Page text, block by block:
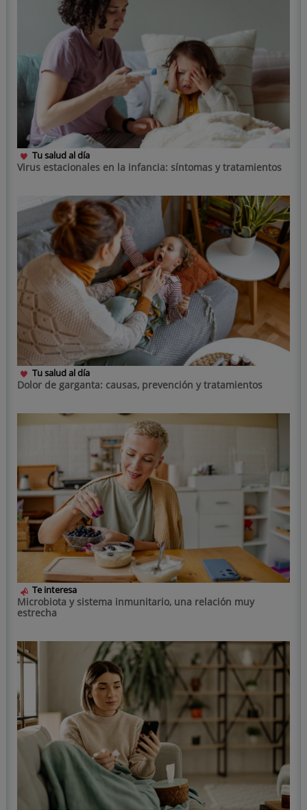
Tu salud al día
Virus estacionales en la infancia: síntomas y tratamientos
Tu salud al día
Dolor de garganta: causas, prevención y tratamientos
Te interesa
Microbiota y sistema inmunitario, una relación muy
estrecha